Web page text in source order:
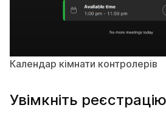
Календар кімнати контролерів
Увімкніть